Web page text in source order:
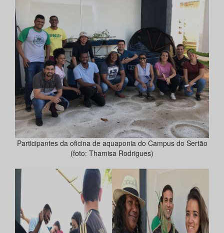
Participantes da oficina de aquaponia do Campus do Sertão
(foto: Thamisa Rodrigues)